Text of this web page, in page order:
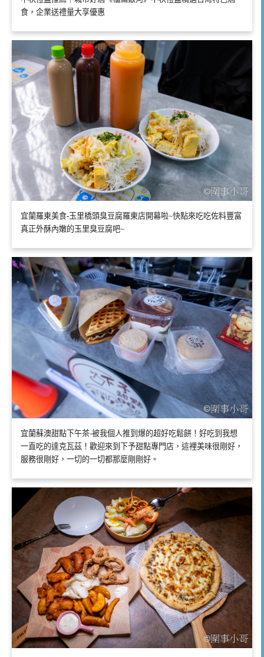
食，企業送禮量大享優惠
宜蘭羅東美食-玉里橋頭臭豆腐羅東店開幕啦~快點來吃吃佐料豐富
真正外酥內嫩的玉里臭豆腐吧~
宜蘭蘇澳甜點下午茶-被我個人推到爆的超好吃鬆餅！好吃到我想
一直吃的達克瓦茲！歡迎來到下予甜點專門店，這裡美味很剛好，
服務很剛好，一切的一切都那麼剛剛好。